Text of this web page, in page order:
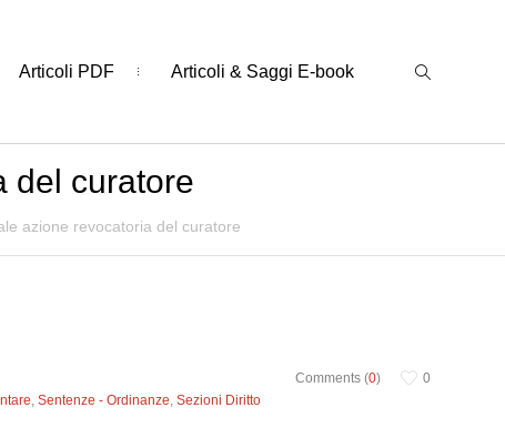
Articoli PDF Articoli & Saggi E-book
del curatore
azione revocatoria del curatore
Comments (0) 0
,Sentenze - Ordinanze,Sezioni Diritto